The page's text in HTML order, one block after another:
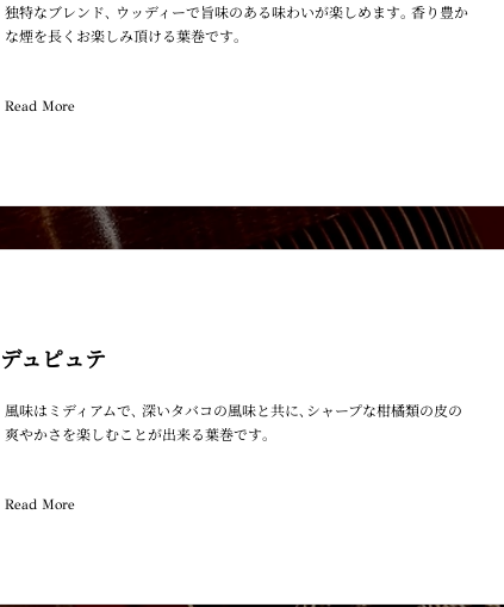
独特なブレンド､ ウッディーで旨味のある味わいが楽しめます｡ 香り豊か
な煙を長くお楽しみ頂ける葉巻です｡
Read More
デュピュテ
風味はミディアムで､ 深いタバコの風味と共に､シャープな柑橘類の皮の
爽やかさを楽しむことが出来る葉巻です｡
Read More